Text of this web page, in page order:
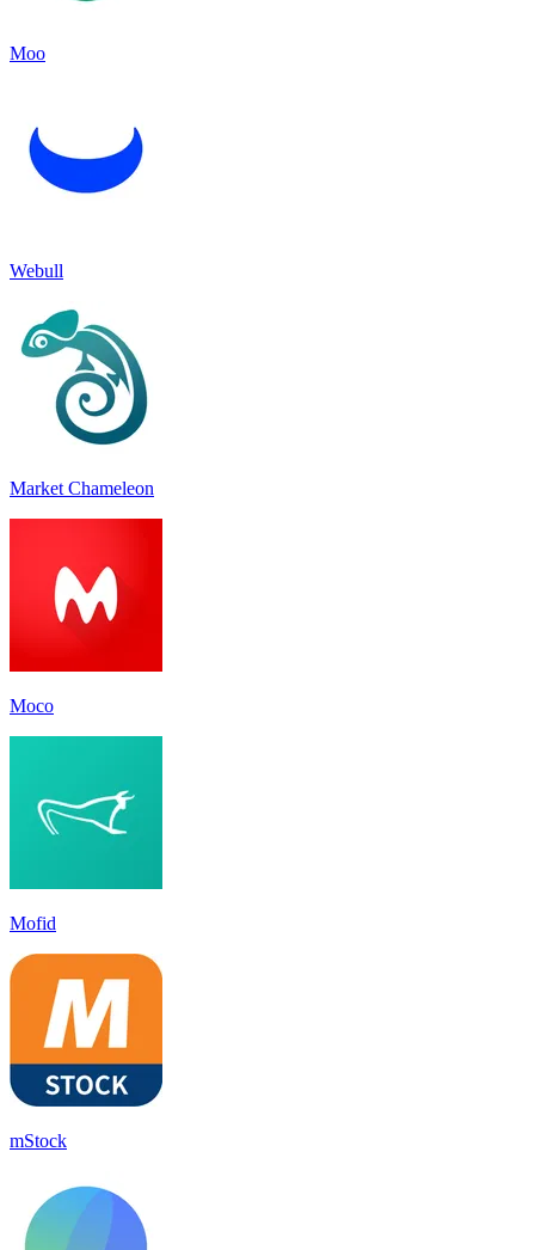
Moo
Webull
Market Chameleon
Moco
Mofid
mStock